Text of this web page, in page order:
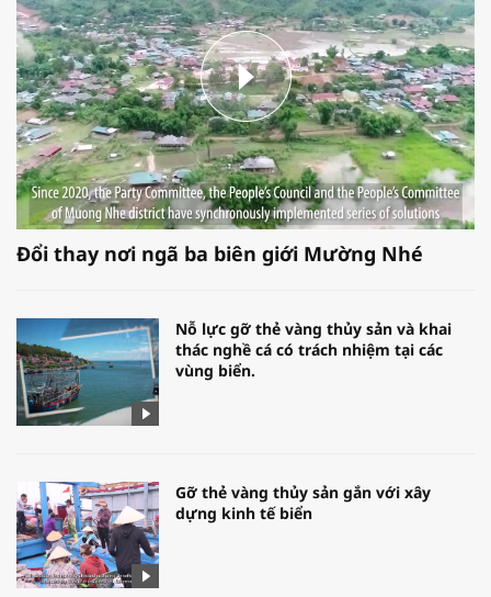
Đổi thay nơi ngã ba biên giới Mường Nhé
Nỗ lực gỡ thẻ vàng thủy sản và khai
thác nghề cá có trách nhiệm tại các
vùng biển.
Gỡ thẻ vàng thủy sản gắn với xây
dựng kinh tế biển